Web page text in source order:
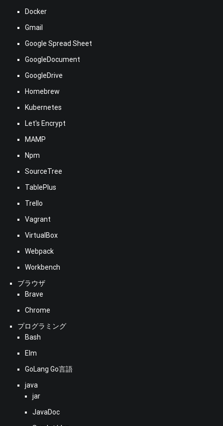
Docker
Gmail
Google Spread Sheet
GoogleDocument
GoogleDrive
Homebrew
Kubernetes
Let's Encrypt
MAMP
Npm
SourceTree
TablePlus
Trello
Vagrant
VirtualBox
Webpack
Workbench
ブラウザ
Brave
Chrome
プログラミング
Bash
Elm
GoLang Go言語
java
jar
JavaDoc